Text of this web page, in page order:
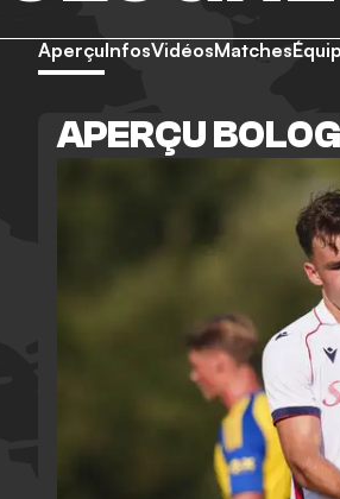
AperçuInfosVidéosMatches
APERÇU